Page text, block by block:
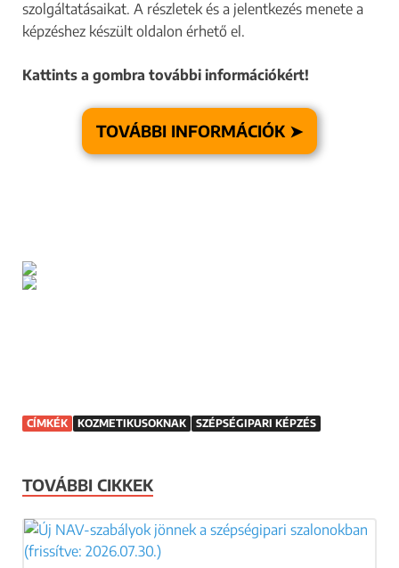
szolgáltatásaikat. A részletek és a jelentkezés menete a
képzéshez készült oldalon érhető el.
Kattints a gombra további információkért!
TOVÁBBI INFORMÁCIÓK ➤
CÍMKÉK KOZMETIKUSOKNAK SZÉPSÉGIPARI KÉPZÉS
TOVÁBBI CIKKEK